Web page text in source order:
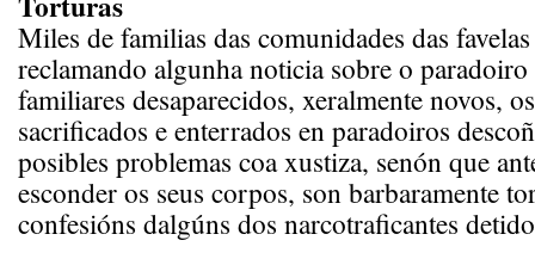
Miles de familias das comunidades das
reclamando algunha noticia sobre o paradoiro
familiares desaparecidos, xeralmente novos,
sacrificados e enterrados en paradoiros
posibles problemas coa xustiza, senón que
esconder os seus corpos, son barbaramente
confesións dalgúns dos narcotraficantes